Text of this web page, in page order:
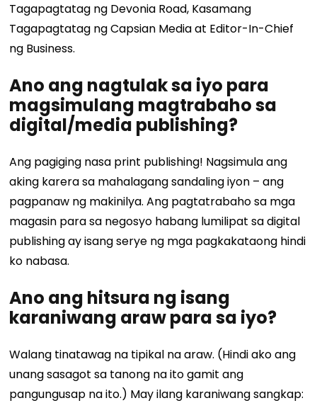
Tagapagtatag ng Devonia Road, Kasamang
Tagapagtatag ng Capsian Media at Editor-In-Chief
ng Business.
Ano ang nagtulak sa iyo para
magsimulang magtrabaho sa
digital/media publishing?
Ang pagiging nasa print publishing! Nagsimula ang
aking karera sa mahalagang sandaling iyon – ang
pagpanaw ng makinilya. Ang pagtatrabaho sa mga
magasin para sa negosyo habang lumilipat sa digital
publishing ay isang serye ng mga pagkakataong hindi
ko nabasa.
Ano ang hitsura ng isang
karaniwang araw para sa iyo?
Walang tinatawag na tipikal na araw. (Hindi ako ang
unang sasagot sa tanong na ito gamit ang
pangungusap na ito.) May ilang karaniwang sangkap: